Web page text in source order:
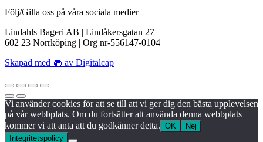
Följ/Gilla oss på våra sociala medier
Lindahls Bageri AB | Lindåkersgatan 27
602 23 Norrköping | Org nr-556147-0104
Skapad med 🧁 av Digitalcap
Vi använder cookies för att se till att vi ger dig den bästa upplevelsen
på vår webbplats. Om du fortsätter att använda denna webbplats
kommer vi att anta att du godkänner detta. OK
Nej
Integritetspolicy